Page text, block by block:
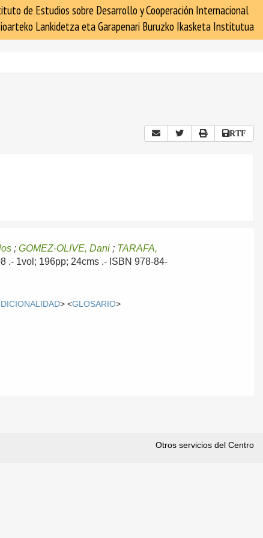
de Estudios sobre Desarrollo y Cooperación Internacional
Lankidetza eta Garapenari Buruzko Ikasketa Institutua
RTF
;GOMEZ-OLIVE, Dani ; TARAFA,
.- 1vol; 196pp; 24cms .- ISBN 978-84-
> <GLOSARIO>
Otros servicios del Centro